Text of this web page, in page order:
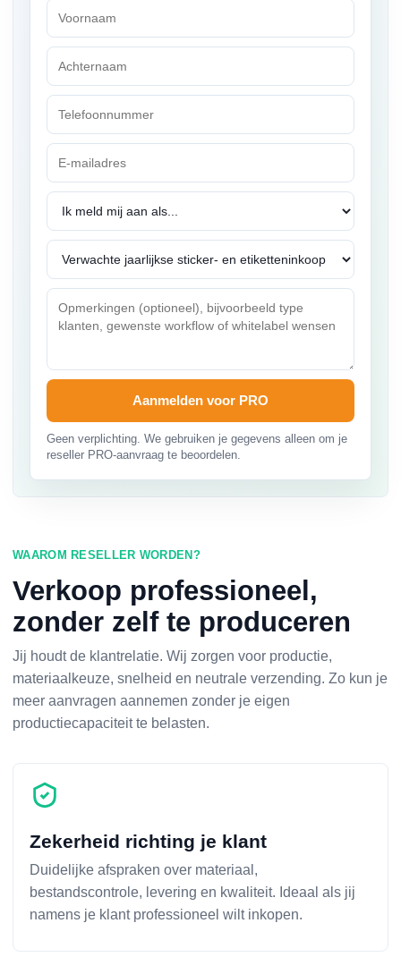
Aanmelden voor PRO
Geen verplichting. We gebruiken je gegevens alleen om je
reseller PRO-aanvraag te beoordelen.
WAAROM RESELLER WORDEN?
Verkoop professioneel,
zonder zelf te produceren
Jij houdt de klantrelatie. Wij zorgen voor productie,
materiaalkeuze, snelheid en neutrale verzending. Zo kun je
meer aanvragen aannemen zonder je eigen
productiecapaciteit te belasten.
Zekerheid richting je klant
Duidelijke afspraken over materiaal,
bestandscontrole, levering en kwaliteit. Ideaal als jij
namens je klant professioneel wilt inkopen.